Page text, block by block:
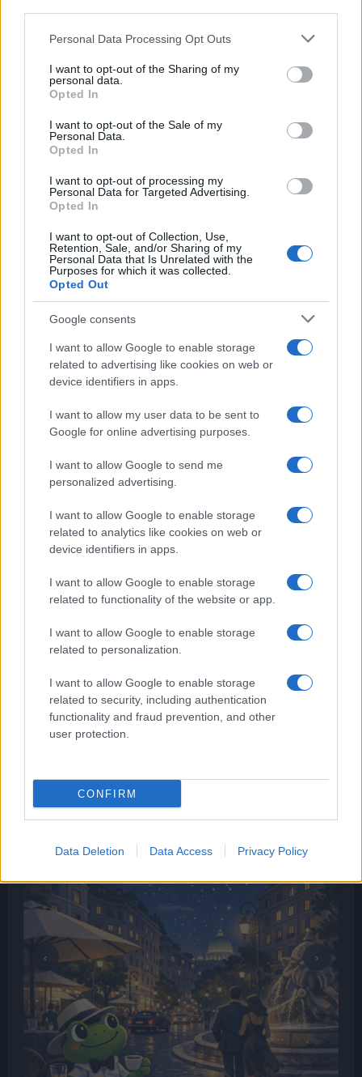
Please note that this website/app uses one or more Google
not limited to your visit or usage behaviour. You may click to
grant or deny consent to Google and its third-party tags to
use your data for below specified purposes in below Google
consent section.
Personal Data Processing Opt Outs
I want to opt-out of the Sharing of my
personal data.
Opted In
I want to opt-out of the Sale of my
Personal Data.
Opted In
I want to opt-out of processing my
Personal Data for Targeted Advertising.
Opted In
I want to opt-out of Collection, Use,
Retention, Sale, and/or Sharing of my
Personal Data that Is Unrelated with the
Purposes for which it was collected.
Opted Out
Google consents
I want to allow Google to enable storage
related to advertising like cookies on web or
device identifiers in apps.
I want to allow my user data to be sent to
Google for online advertising purposes.
I want to allow Google to send me
personalized advertising.
I want to allow Google to enable storage
related to analytics like cookies on web or
device identifiers in apps.
I want to allow Google to enable storage
related to functionality of the website or app.
I want to allow Google to enable storage
related to personalization.
I want to allow Google to enable storage
related to security, including authentication
functionality and fraud prevention, and other
user protection.
CONFIRM
Data Deletion Data Access Privacy Policy
bottigliette
discarica
ARTICOLI CORRELATI
ROMA PONTE GALERIA Ok alla discarica di amianto a
Monte Carnevale: proteste
ROMA Album di famiglia antico trovato in discarica
dell’Aniene
Forza Italia Roma: “No alla discarica al Divino Amore”
LE PREVISIONI
Roma · 09/08/2026
Le Previsioni
‹ ›